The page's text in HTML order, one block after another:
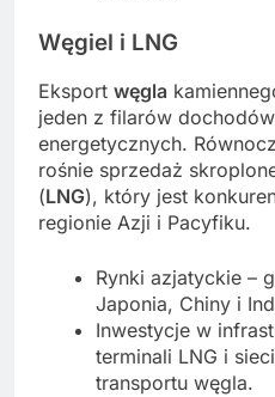
Węgiel i LNG
Eksport węgla
jeden z filarów
energetycznych.
rośnie sprzedaż
(LNG), który jest
regionie Azji i Pacyfiku.
Rynki azjatyckie –
Japonia, Chiny i
Inwestycje w
terminali LNG i
transportu węgla.